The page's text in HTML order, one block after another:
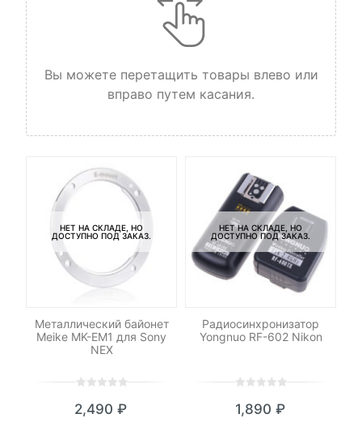
Вы можете перетащить товары влево или
вправо путем касания.
НЕТ НА СКЛАДЕ, НО
ДОСТУПНО ПОД ЗАКАЗ.
Металлический байонет
Meike MK-EM1 для Sony
NEX
out
2,490 ₽
НЕТ НА СКЛАДЕ, НО
ДОСТУПНО ПОД ЗАКАЗ.
Радиосинхронизатор
Yongnuo RF-602 Nikon
out
1,890 ₽